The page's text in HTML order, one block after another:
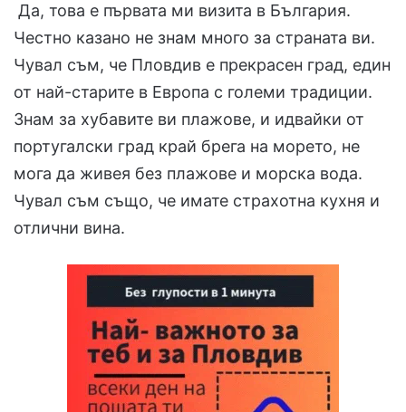
Да, това е първата ми визита в България.
Честно казано не знам много за страната ви.
Чувал съм, че Пловдив е прекрасен град, един
от най-старите в Европа с големи традиции.
Знам за хубавите ви плажове, и идвайки от
португалски град край брега на морето, не
мога да живея без плажове и морска вода.
Чувал съм също, че имате страхотна кухня и
отлични вина.